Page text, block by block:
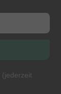
(jederzeit